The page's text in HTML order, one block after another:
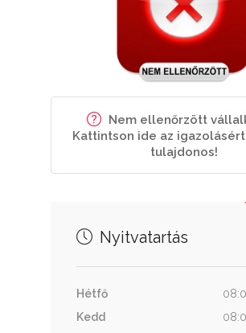
Nem ellenőrzött
Kattintson ide az
tulajdonos!
Nyitvatartás
Hétfő
Kedd